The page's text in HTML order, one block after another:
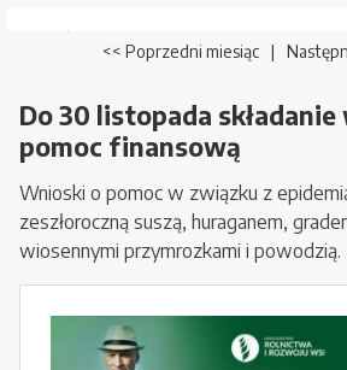
Dzień Psa
<< Poprzedni miesiąc |
Do 30 listopada
pomoc finansową
Wnioski o pomoc w związku z
zeszłoroczną suszą, huraganem,
wiosennymi przymrozkami i powodzią.